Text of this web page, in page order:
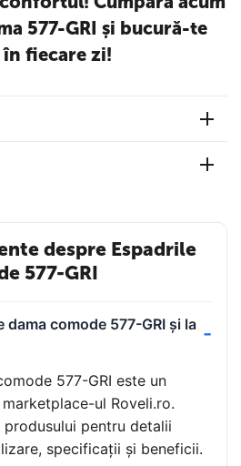
577-GRI și bucură-te
fiecare zi!
despre Espadrile
577-GRI
dama comode 577-GRI și la
577-GRI este un
ul Roveli.ro.
pentru detalii
specificații și beneficii.